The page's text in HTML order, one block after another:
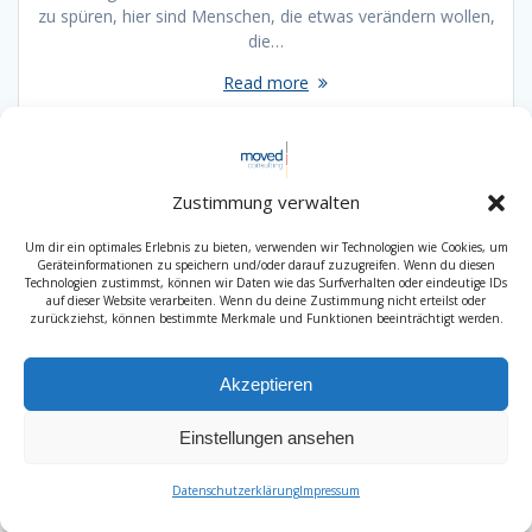
Zustimmung verwalten
Um dir ein optimales Erlebnis zu bieten, verwenden wir Technologien wie Cookies, um
Geräteinformationen zu speichern und/oder darauf zuzugreifen. Wenn du diesen
Technologien zustimmst, können wir Daten wie das Surfverhalten oder eindeutige IDs
auf dieser Website verarbeiten. Wenn du deine Zustimmung nicht erteilst oder
zurückziehst, können bestimmte Merkmale und Funktionen beeinträchtigt werden.
Akzeptieren
Einstellungen ansehen
DatenschutzerklärungImpressum
zu spüren, hier sind Menschen, die etwas verändern wollen,
die…
Read more
Datenschutzerklärung